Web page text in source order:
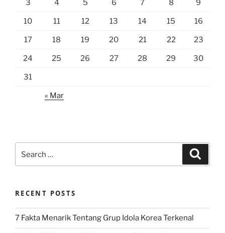
3 4 5 6 7 8 9
10 11 12 13 14 15 16
17 18 19 20 21 22 23
24 25 26 27 28 29 30
31
« Mar
for:
RECENT POSTS
7 Fakta Menarik Tentang Grup Idola Korea Terkenal